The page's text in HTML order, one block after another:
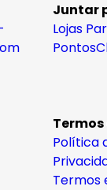
Juntar
Lojas
Pontos
Política
Termos